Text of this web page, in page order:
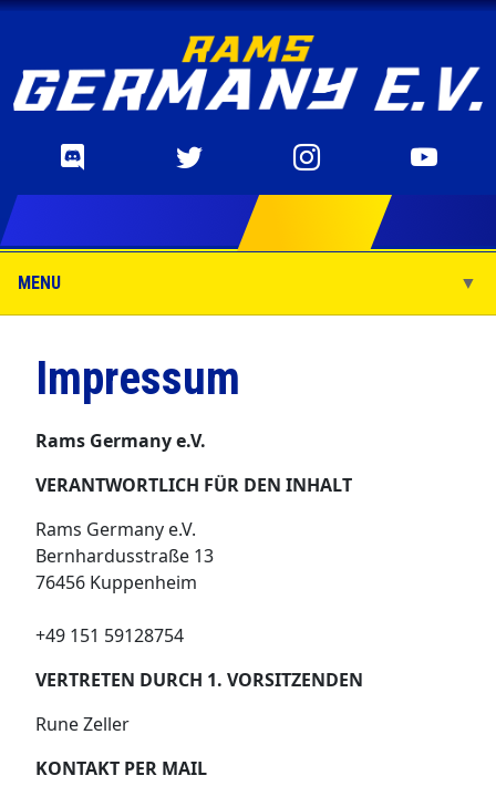
MENU ▼
Impressum
Rams Germany e.V.
VERANTWORTLICH FÜR DEN INHALT
Rams Germany e.V.
Bernhardusstraße 13
76456 Kuppenheim
+49 151 59128754
VERTRETEN DURCH 1. VORSITZENDEN
Rune Zeller
KONTAKT PER MAIL